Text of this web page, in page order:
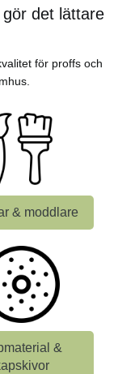
det lättare
för proffs och
& moddlare
&